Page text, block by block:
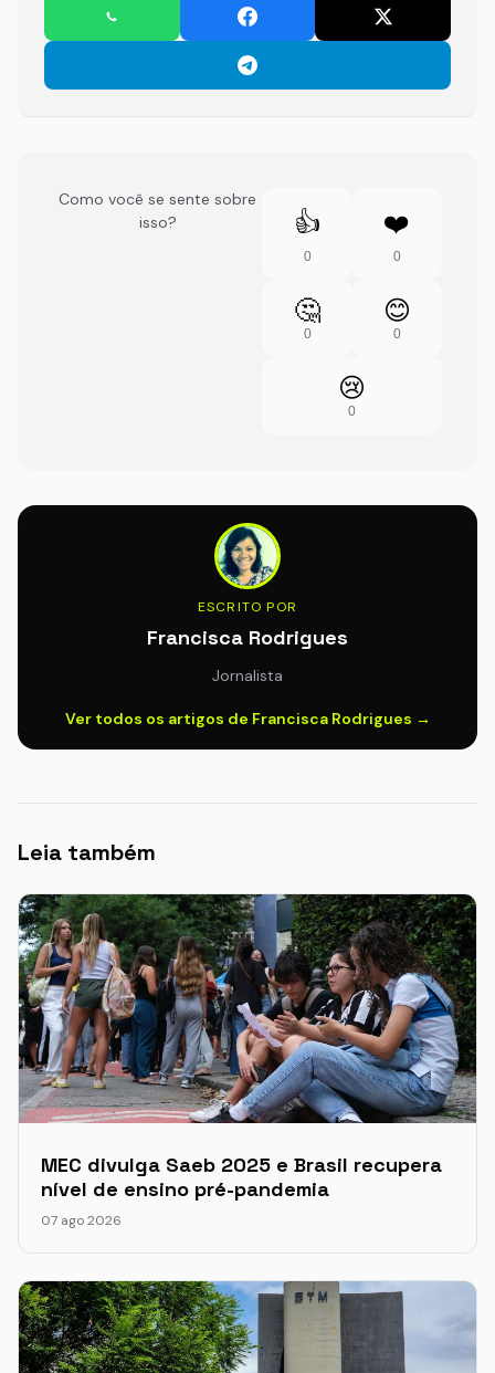
Como você se sente sobre
isso?
👍
0
❤️
0
🤔
0
😊
0
😢
0
ESCRITO POR
Francisca Rodrigues
Jornalista
Ver todos os artigos de Francisca Rodrigues →
Leia também
MEC divulga Saeb 2025 e Brasil recupera
nível de ensino pré-pandemia
07 ago 2026